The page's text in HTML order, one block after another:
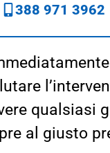
388 971 3962
qualsiasi
al giusto